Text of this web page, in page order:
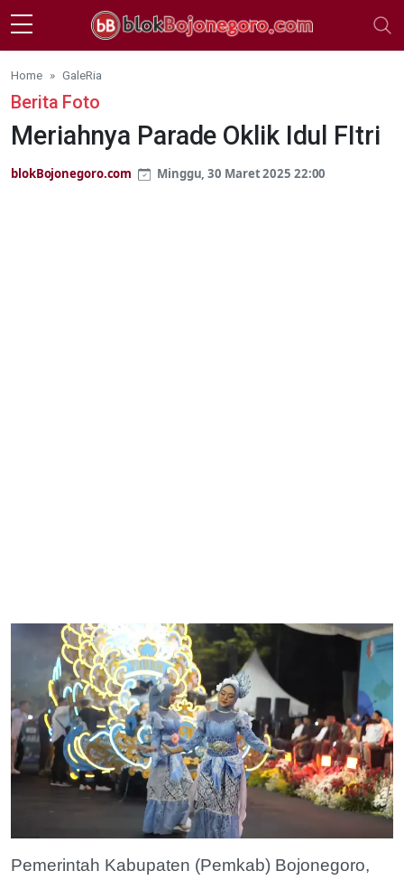
Skip to main content
Home GaleRia
Berita Foto
Meriahnya Parade Oklik Idul FItri
blokBojonegoro.com Minggu, 30 Maret 2025 22:00
Pemerintah Kabupaten (Pemkab) Bojonegoro,